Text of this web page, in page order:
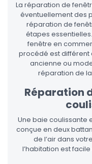
La réparation de
éventuellement des
réparation de
étapes
fenêtre en
procédé est différent
ancienne ou
réparation de
Réparation
Une baie coulissante
conçue en deux
de l’air dans
l’habitation est